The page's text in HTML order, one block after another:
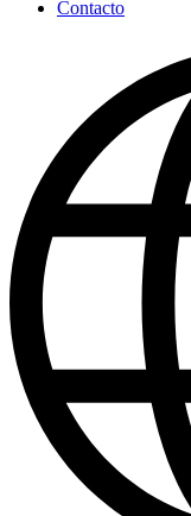
Contacto